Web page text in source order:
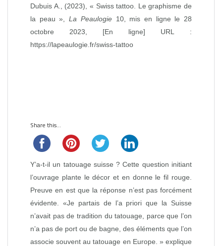
Dubuis A., (2023), « Swiss tattoo. Le graphisme de
la peau »,La Peaulogie10, mis en ligne le 28
octobre 2023, [En ligne] URL :
https://lapeaulogie.fr/swiss-tattoo
Share this...
Y’a-t-il un tatouage suisse ? Cette question initiant
l’ouvrage plante le décor et en donne le fil rouge.
Preuve en est que la réponse n’est pas forcément
évidente. «Je partais de l’a priori que la Suisse
n’avait pas de tradition du tatouage, parce que l’on
n’a pas de port ou de bagne, des éléments que l’on
associe souvent au tatouage en Europe. » explique